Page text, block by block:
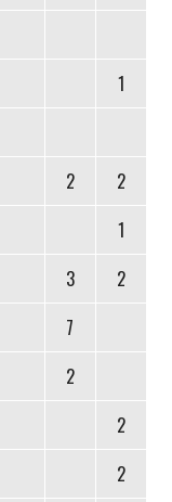
1
2
2
1
3
2
7
2
2
2